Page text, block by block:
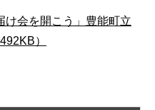
会を開こう」豊能町立
）